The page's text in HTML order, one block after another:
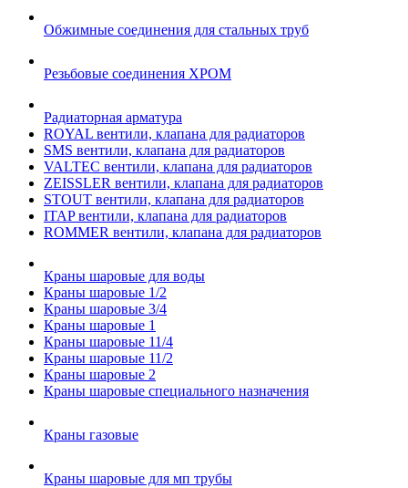
Обжимные соединения для стальных труб
Резьбовые соединения ХРОМ
Радиаторная арматура
ROYAL вентили, клапана для радиаторов
SMS вентили, клапана для радиаторов
VALTEC вентили, клапана для радиаторов
ZEISSLER вентили, клапана для радиаторов
STOUT вентили, клапана для радиаторов
ITAP вентили, клапана для радиаторов
ROMMER вентили, клапана для радиаторов
Краны шаровые для воды
Краны шаровые 1/2
Краны шаровые 3/4
Краны шаровые 1
Краны шаровые 11/4
Краны шаровые 11/2
Краны шаровые 2
Краны шаровые специального назначения
Краны газовые
Краны шаровые для мп трубы